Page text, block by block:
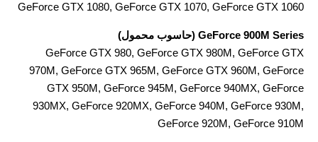
GeForce GTX 1080, GeForce GTX 1070, GeForce GTX 1060
GeForce 900M Series (حاسوب محمول)
GeForce GTX 980, GeForce GTX 980M, GeForce GTX
970M, GeForce GTX 965M, GeForce GTX 960M, GeForce
GTX 950M, GeForce 945M, GeForce 940MX, GeForce
930MX, GeForce 920MX, GeForce 940M, GeForce 930M,
GeForce 920M, GeForce 910M